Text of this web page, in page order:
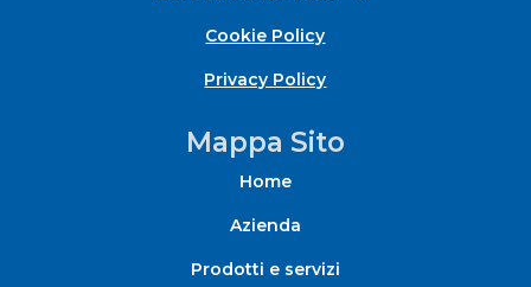
Cookie Policy
Privacy Policy
Mappa Sito
Home
Azienda
Prodotti e servizi